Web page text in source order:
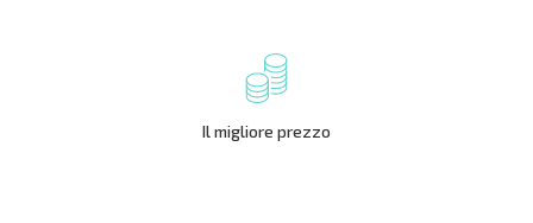
Il migliore prezzo